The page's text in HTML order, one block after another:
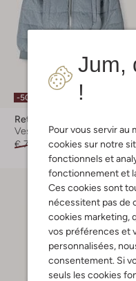
Jum,
!
Pour vous servir au
cookies sur notre
fonctionnels et
fonctionnement et
Ces cookies sont
nécessitent pas de
cookies marketing,
vos préférences et
personnalisées,
consentement. Si
seuls les cookies
-50%
Retour
Vestes matelassées
€ 74,99
€ 36,99